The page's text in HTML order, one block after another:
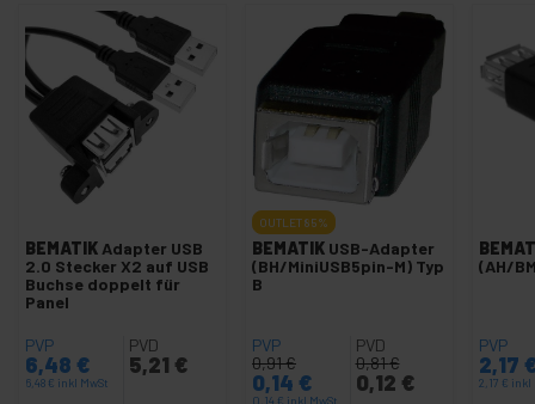
BEMATIK Adapter USB
2.0 Stecker X2 auf USB
Buchse doppelt für
Panel
PVP
6,48 €
6,48 € inkl MwSt
PVD
5,21 €
OUTLET85%
BEMATIK USB-Adapter
(BH/MiniUSB5pin-M) Typ
B
PVP
0,91€
0,14 €
0,14 € inkl MwSt
PVD
0,81€
0,12 €
(AH/
PVP
2,17
2,17 € inkl